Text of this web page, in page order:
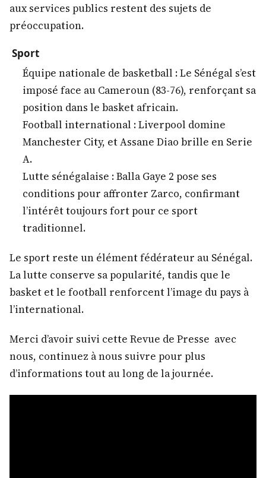
aux services publics restent des sujets de
préoccupation.
Sport
Équipe nationale de basketball : Le Sénégal s’est
imposé face au Cameroun (83-76), renforçant sa
position dans le basket africain.
Football international : Liverpool domine
Manchester City, et Assane Diao brille en Serie
A.
Lutte sénégalaise : Balla Gaye 2 pose ses
conditions pour affronter Zarco, confirmant
l’intérêt toujours fort pour ce sport
traditionnel.
Le sport reste un élément fédérateur au Sénégal.
La lutte conserve sa popularité, tandis que le
basket et le football renforcent l’image du pays à
l’international.
Merci d’avoir suivi cette Revue de Presse avec
nous, continuez à nous suivre pour plus
d’informations tout au long de la journée.